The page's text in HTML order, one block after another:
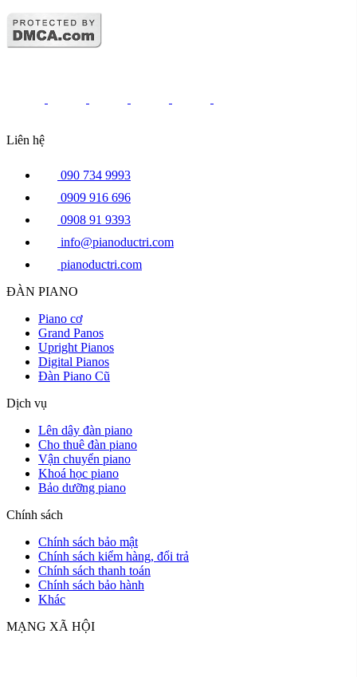
Liên hệ
090 734 9993
0909 916 696
0908 91 9393
info@pianoductri.com
pianoductri.com
ĐÀN PIANO
Piano cơ
Grand Panos
Upright Pianos
Digital Pianos
Đàn Piano Cũ
Dịch vụ
Lên dây đàn piano
Cho thuê đàn piano
Vận chuyển piano
Khoá học piano
Bảo dưỡng piano
Chính sách
Chính sách bảo mật
Chính sách kiểm hàng, đổi trả
Chính sách thanh toán
Chính sách bảo hành
Khác
MẠNG XÃ HỘI